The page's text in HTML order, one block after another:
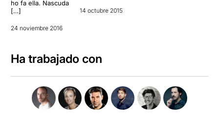
ho fa ella. Nascuda
[…]
24 noviembre 2016
14 octubre 2015
Ha trabajado con